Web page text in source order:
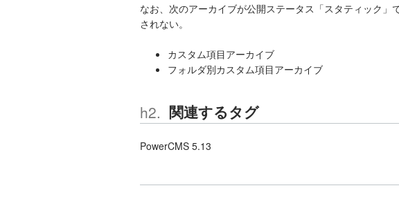
なお、次のアーカイブが公開ステータス「スタティック」
されない。
カスタム項目アーカイブ
フォルダ別カスタム項目アーカイブ
関連するタグ
PowerCMS 5.13